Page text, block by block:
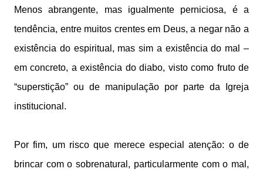
Menos abrangente, mas igualmente perniciosa, é a
tendência, entre muitos crentes em Deus, a negar não a
existência do espiritual, mas sim a existência do mal –
em concreto, a existência do diabo, visto como fruto de
“superstição” ou de manipulação por parte da Igreja
institucional.
Por fim, um risco que merece especial atenção: o de
brincar com o sobrenatural, particularmente com o mal,